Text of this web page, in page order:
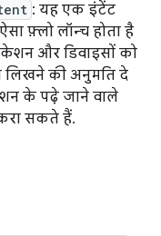
: यह एक इंटेंट
फ़्लो लॉन्च होता है
और डिवाइसों को
की अनुमति दे
के पढ़े जाने वाले
करा सकते हैं.